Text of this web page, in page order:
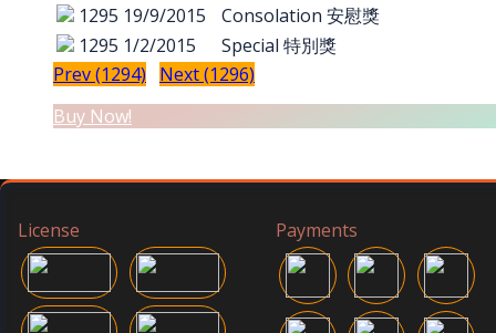
1295 19/9/2015
Consolation 安慰獎
1295 1/2/2015
Special 特別獎
Prev (1294)
Next (1296)
Buy Now!
License Payments